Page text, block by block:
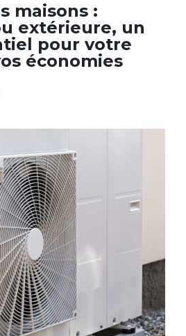
maisons :
extérieure, un
pour votre
économies